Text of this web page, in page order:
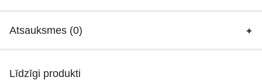
Atsauksmes (0)
Līdzīgi produkti